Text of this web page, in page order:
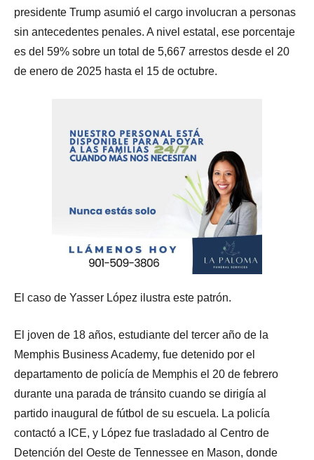
presidente Trump asumió el cargo involucran a personas
sin antecedentes penales. A nivel estatal, ese porcentaje
es del 59% sobre un total de 5,667 arrestos desde el 20
de enero de 2025 hasta el 15 de octubre.
El caso de Yasser López ilustra este patrón.
El joven de 18 años, estudiante del tercer año de la
Memphis Business Academy, fue detenido por el
departamento de policía de Memphis el 20 de febrero
durante una parada de tránsito cuando se dirigía al
partido inaugural de fútbol de su escuela. La policía
contactó a ICE, y López fue trasladado al Centro de
Detención del Oeste de Tennessee en Mason, donde